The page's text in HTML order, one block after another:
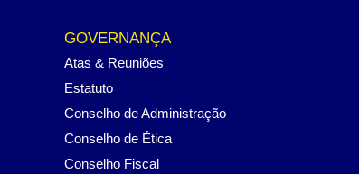
GOVERNANÇA
Atas & Reuniões
Estatuto
Conselho de Administração
Conselho de Ética
Conselho Fiscal